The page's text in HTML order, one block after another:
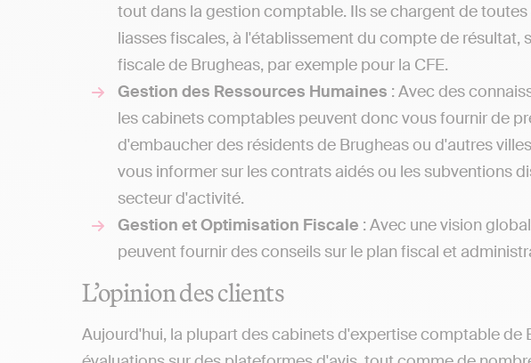
tout dans la gestion comptable. Ils se chargent de
liasses fiscales, à l'établissement du compte de
fiscale de Brugheas, par exemple pour la CFE.
Gestion des Ressources Humaines : Avec des
les cabinets comptables peuvent donc vous fournir de
d'embaucher des résidents de Brugheas ou d'autres
vous informer sur les contrats aidés ou les subventions
secteur d'activité.
Gestion et Optimisation Fiscale : Avec une vision
peuvent fournir des conseils sur le plan fiscal et
L’opinion des clients
Aujourd'hui, la plupart des cabinets d'expertise comptable de